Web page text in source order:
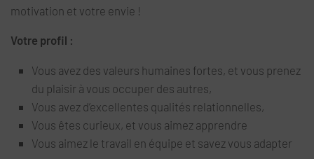
motivation et votre envie !
Votre profil :
Vous avez des valeurs humaines fortes, et vous prenez
du plaisir à vous occuper des autres,
Vous avez d’excellentes qualités relationnelles,
Vous êtes curieux, et vous aimez apprendre
Vous aimez le travail en équipe et savez vous adapter